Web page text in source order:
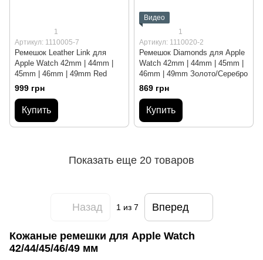
1
Артикул: 1110005-7
Ремешок Leather Link для
Apple Watch 42mm | 44mm |
45mm | 46mm | 49mm Red
999 грн
Купить
Видео
1
Артикул: 1110020-2
Ремешок Diamonds для Apple
Watch 42mm | 44mm | 45mm |
46mm | 49mm Золото/Серебро
869 грн
Купить
Показать еще 20 товаров
Назад 1из 7 Вперед
Кожаные ремешки для Apple Watch
42/44/45/46/49 мм